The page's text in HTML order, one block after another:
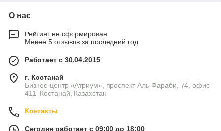
О нас
Рейтинг не сформирован
Менее 5 отзывов за последний год
Работает с 30.04.2015
г. Костанай
Бизнес-центр «Атриум», проспект Аль-Фараби, 74, офис
411, Костанай, Казахстан
Контакты
Сегодня работает с 09:00 до 18:00